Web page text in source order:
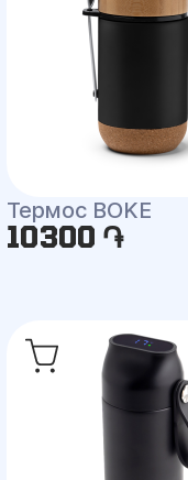
Термос BOKE
10300 ֏